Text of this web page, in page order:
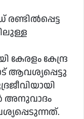
കേരളം കേന്ദ്ര
ആവശ്യപ്പെട്ടു
അനുവാദം